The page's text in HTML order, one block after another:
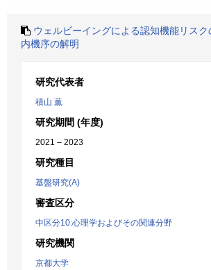
ウェルビーイングによる認知機能リス
内機序の解明
研究代表者
積山 薫
研究期間 (年度)
2021 – 2023
研究種目
基盤研究(A)
審査区分
中区分10:心理学およびその関連分野
研究機関
京都大学